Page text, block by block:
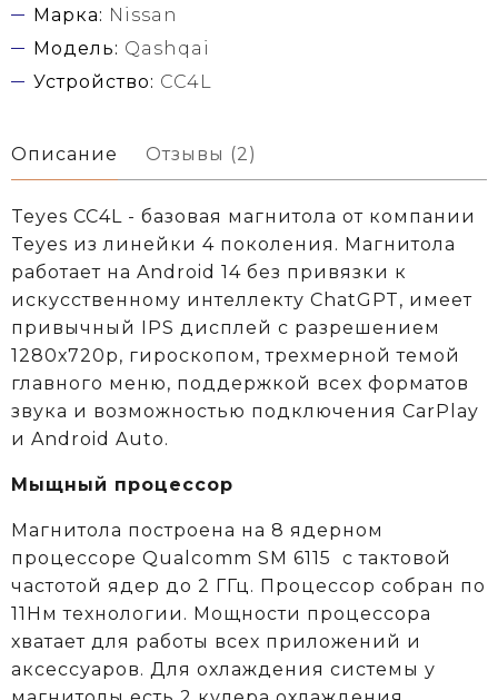
Марка: Nissan
Модель: Qashqai
Устройство: CC4L
Описание Отзывы (2)
Teyes CC4L - базовая магнитола от компании
Teyes из линейки 4 поколения. Магнитола
работает на Android 14 без привязки к
искусственному интеллекту ChatGPT, имеет
привычный IPS дисплей с разрешением
1280х720р, гироскопом, трехмерной темой
главного меню, поддержкой всех форматов
звука и возможностью подключения CarPlay
и Android Auto.
Мыщный процессор
Магнитола построена на 8 ядерном
процессоре Qualcomm SM 6115
c тактовой
частотой ядер до 2 ГГц. Процессор собран по
11Нм технологии. Мощности процессора
хватает для работы всех приложений и
аксессуаров. Для охлаждения системы у